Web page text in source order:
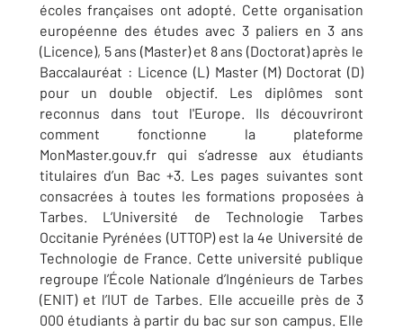
écoles françaises ont adopté. Cette organisation
européenne des études avec 3 paliers en 3 ans
(Licence), 5 ans (Master) et 8 ans (Doctorat) après le
Baccalauréat : Licence (L) Master (M) Doctorat (D)
pour un double objectif. Les diplômes sont
reconnus dans tout l'Europe. Ils découvriront
comment fonctionne la plateforme
MonMaster.gouv.fr qui s’adresse aux étudiants
titulaires d’un Bac +3. Les pages suivantes sont
consacrées à toutes les formations proposées à
Tarbes. L’Université de Technologie Tarbes
Occitanie Pyrénées (UTTOP) est la 4e Université de
Technologie de France. Cette université publique
regroupe l’École Nationale d’Ingénieurs de Tarbes
(ENIT) et l’IUT de Tarbes. Elle accueille près de 3
000 étudiants à partir du bac sur son campus. Elle